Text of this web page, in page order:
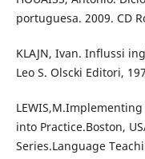
portuguesa. 2009. CD
KLAJN, Ivan. Influssi
Leo S. Olscki Editori,
into Practice.Boston,
Series.Language